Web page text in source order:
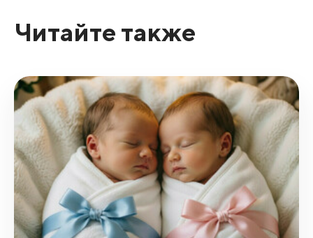
Читайте также